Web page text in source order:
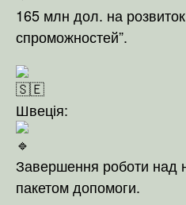
165 млн дол. на розвиток
спроможностей”.
Швеція:
Завершення роботи над
пакетом допомоги.